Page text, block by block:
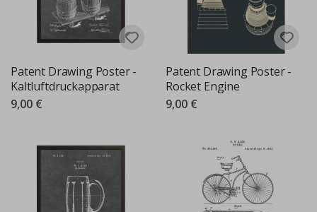
Patent Drawing Poster -
Kaltluftdruckapparat
9,00 €
Patent Drawing Poster -
Rocket Engine
9,00 €